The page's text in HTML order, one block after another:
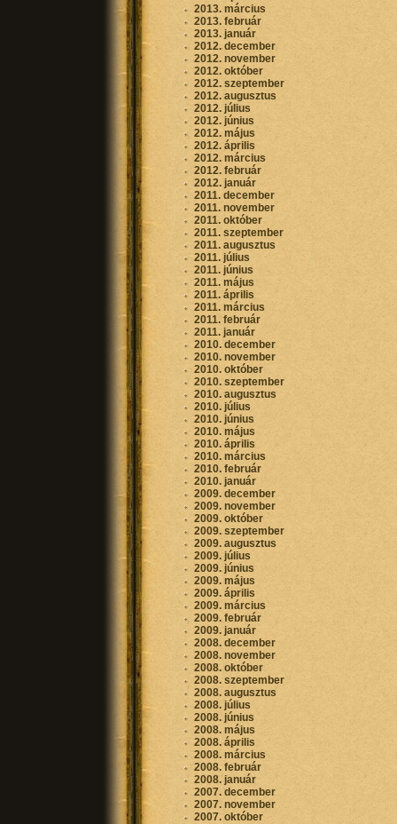
2013. március
2013. február
2013. január
2012. december
2012. november
2012. október
2012. szeptember
2012. augusztus
2012. július
2012. június
2012. május
2012. április
2012. március
2012. február
2012. január
2011. december
2011. november
2011. október
2011. szeptember
2011. augusztus
2011. július
2011. június
2011. május
2011. április
2011. március
2011. február
2011. január
2010. december
2010. november
2010. október
2010. szeptember
2010. augusztus
2010. július
2010. június
2010. május
2010. április
2010. március
2010. február
2010. január
2009. december
2009. november
2009. október
2009. szeptember
2009. augusztus
2009. július
2009. június
2009. május
2009. április
2009. március
2009. február
2009. január
2008. december
2008. november
2008. október
2008. szeptember
2008. augusztus
2008. július
2008. június
2008. május
2008. április
2008. március
2008. február
2008. január
2007. december
2007. november
2007. október